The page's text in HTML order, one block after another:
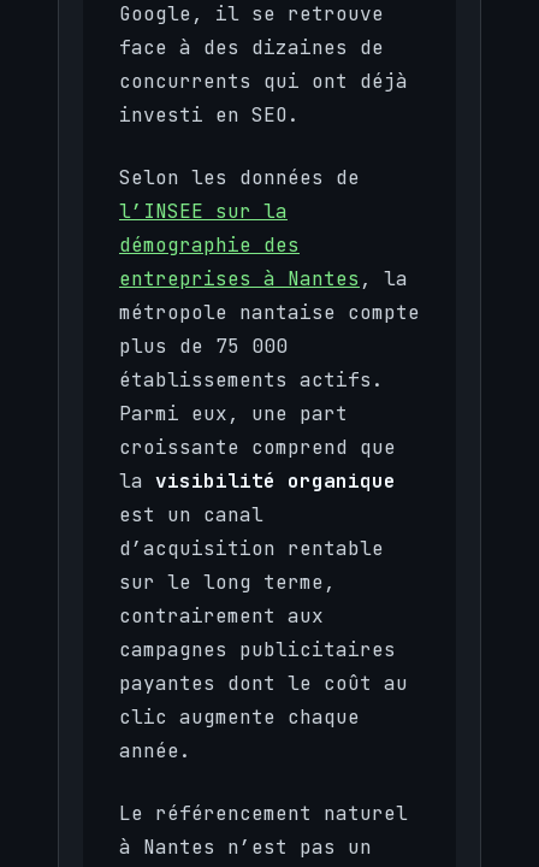
Google, il se retrouve
face à des dizaines de
concurrents qui ont déjà
investi en SEO.
Selon les données de
l’INSEE sur la
démographie des
entreprises à Nantes , la
métropole nantaise compte
plus de 75 000
établissements actifs.
Parmi eux, une part
croissante comprend que
la visibilité organique
est un canal
d’acquisition rentable
sur le long terme,
contrairement aux
campagnes publicitaires
payantes dont le coût au
clic augmente chaque
année.
Le référencement naturel
à Nantes n’est pas un